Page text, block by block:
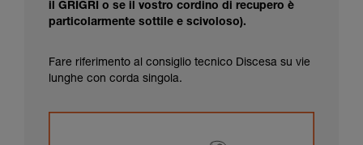
il GRIGRI o se il vostro cordino di recupero è
particolarmente sottile e scivoloso).
Fare riferimento al consiglio tecnico Discesa su vie
lunghe con corda singola.